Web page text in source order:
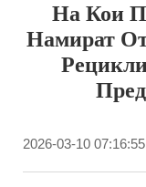
На Кои
Намират
2026-03-10 07:16:55